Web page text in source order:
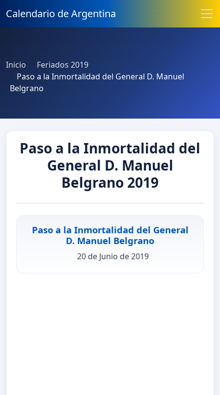
Calendario de Argentina
Inicio
Feriados 2019
Paso a la Inmortalidad del General D. Manuel
Belgrano
Paso a la Inmortalidad del
General D. Manuel
Belgrano 2019
Paso a la Inmortalidad del General
D. Manuel Belgrano
20 de Junio de 2019